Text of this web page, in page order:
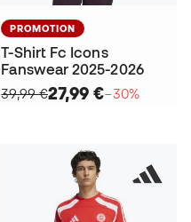
PROMOTION
T-Shirt Fc Icons
Fanswear 2025-2026
39,99 €27,99 €−30%